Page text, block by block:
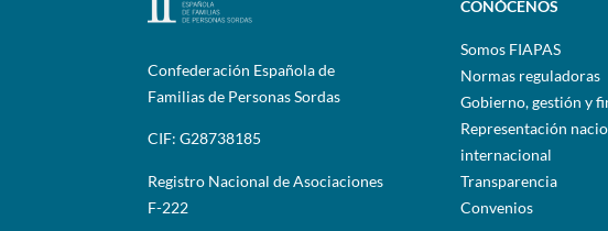
Confederación Española de
Familias de Personas Sordas
CIF: G28738185
Registro Nacional de Asociaciones
F-222
CONÓCENOS
Somos FIAPAS
Normas reguladoras
Gobierno, gestión y
Representación
internacional
Transparencia
Convenios